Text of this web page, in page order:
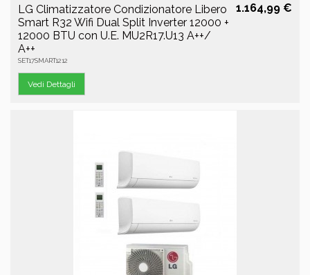
LG Climatizzatore Condizionatore Libero
Smart R32 Wifi Dual Split Inverter 12000 +
12000 BTU con U.E. MU2R17.U13 A++/
A++
SET17SMART1212
1.164,99 €
Vedi Dettagli